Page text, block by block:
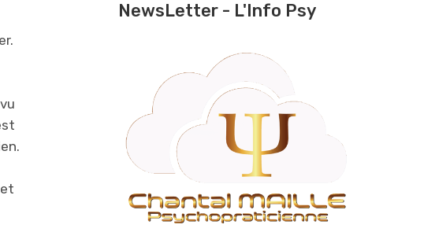
NewsLetter - L'Info Psy